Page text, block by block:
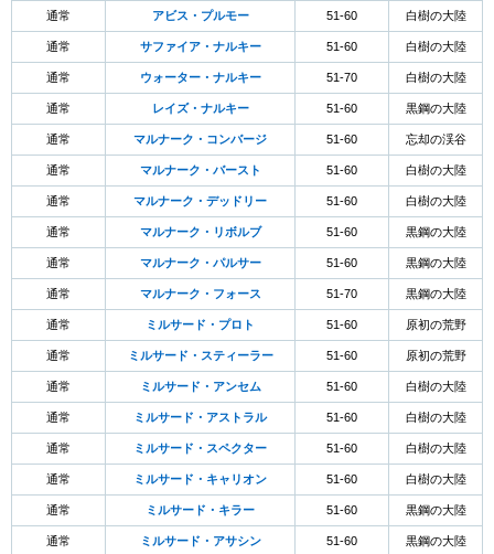
通常 アビス・プルモー 51-60 白樹の大陸
通常 サファイア・ナルキー 51-60 白樹の大陸
通常 ウォーター・ナルキー 51-70 白樹の大陸
通常 レイズ・ナルキー 51-60 黒鋼の大陸
通常 マルナーク・コンバージ 51-60 忘却の渓谷
通常 マルナーク・バースト 51-60 白樹の大陸
通常 マルナーク・デッドリー 51-60 白樹の大陸
通常 マルナーク・リボルブ 51-60 黒鋼の大陸
通常 マルナーク・パルサー 51-60 黒鋼の大陸
通常 マルナーク・フォース 51-70 黒鋼の大陸
通常 ミルサード・プロト 51-60 原初の荒野
通常 ミルサード・スティーラー 51-60 原初の荒野
通常 ミルサード・アンセム 51-60 白樹の大陸
通常 ミルサード・アストラル 51-60 白樹の大陸
通常 ミルサード・スペクター 51-60 白樹の大陸
通常 ミルサード・キャリオン 51-60 白樹の大陸
通常 ミルサード・キラー 51-60 黒鋼の大陸
通常 ミルサード・アサシン 51-60 黒鋼の大陸